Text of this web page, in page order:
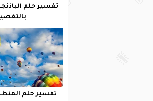
تفسير حلم
تفسير حلم